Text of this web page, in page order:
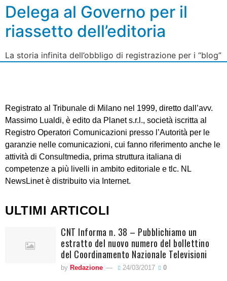
Delega al Governo per il
riassetto dell’editoria
La storia infinita dell’obbligo di registrazione per i “blog”
Registrato al Tribunale di Milano nel 1999, diretto dall’avv.
Massimo Lualdi, è edito da Planet s.r.l., società iscritta al
Registro Operatori Comunicazioni presso l’Autorità per le
garanzie nelle comunicazioni, cui fanno riferimento anche le
attività di Consultmedia, prima struttura italiana di
competenze a più livelli in ambito editoriale e tlc. NL
NewsLinet è distribuito via Internet.
ULTIMI ARTICOLI
CNT Informa n. 38 – Pubblichiamo un
estratto del nuovo numero del bollettino
del Coordinamento Nazionale Televisioni
by Redazione 24/03/2017 0